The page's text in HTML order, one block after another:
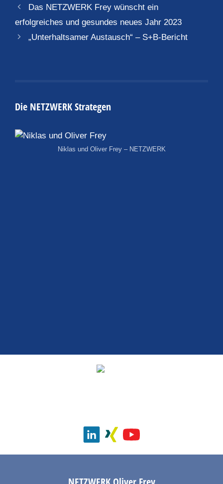
Das NETZWERK Frey wünscht ein
erfolgreiches und gesundes neues Jahr 2023
„Unterhaltsamer Austausch“ – S+B-Bericht
Die NETZWERK Strategen
Niklas und Oliver Frey – NETZWERK